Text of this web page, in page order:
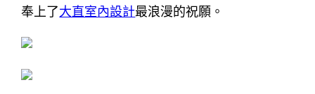
奉上了大直室內設計最浪漫的祝願。